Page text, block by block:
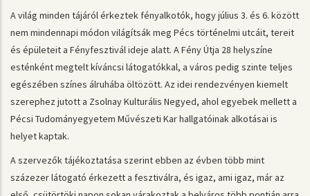
A világ minden tájáról érkeztek fényalkotók, hogy július 3. és 6. között
nem mindennapi módon világítsák meg Pécs történelmi utcáit, tereit
és épületeit a Fényfesztivál ideje alatt. A Fény Útja 28 helyszíne
esténként megtelt kíváncsi látogatókkal, a város pedig szinte teljes
egészében színes álruhába öltözött. Az idei rendezvényen kiemelt
szerephez jutott a Zsolnay Kulturális Negyed, ahol egyebek mellett a
Pécsi Tudományegyetem Művészeti Kar hallgatóinak alkotásai is
helyet kaptak.
A szervezők tájékoztatása szerint ebben az évben több mint
százezer látogató érkezett a fesztiválra, és igaz, ami igaz, már az